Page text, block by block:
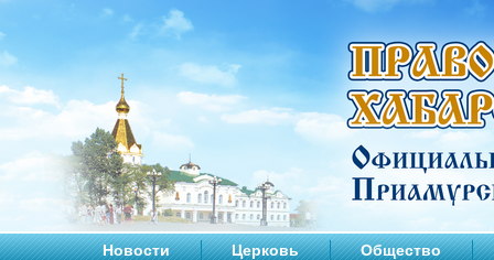
Новости Церковь Общество